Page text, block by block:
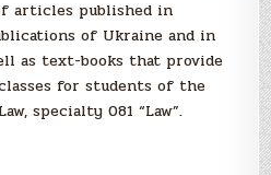
articles published in
of Ukraine and in
as text-books that provide
for students of the
specialty 081 “Law”.